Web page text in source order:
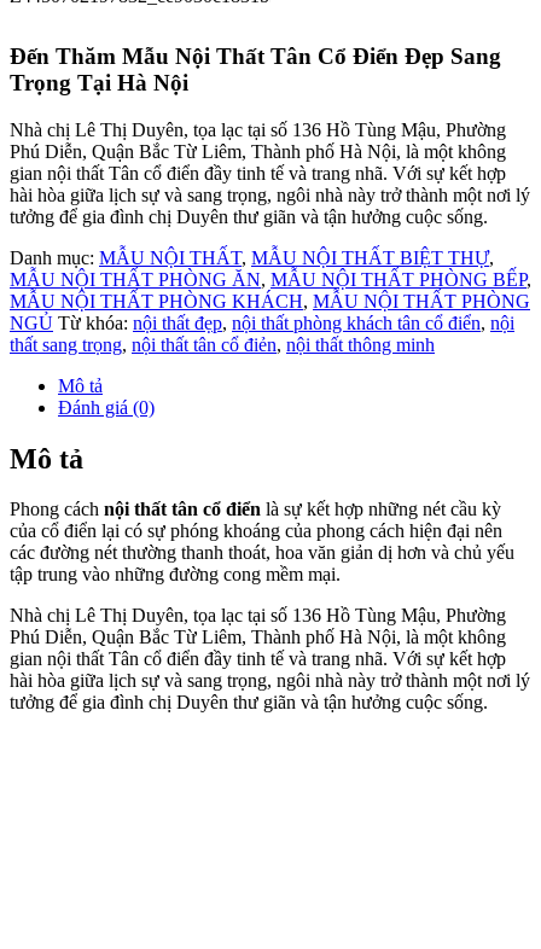
Đến Thăm Mẫu Nội Thất Tân Cổ Điển Đẹp Sang
Trọng Tại Hà Nội
Nhà chị Lê Thị Duyên, tọa lạc tại số 136 Hồ Tùng Mậu, Phường
Phú Diễn, Quận Bắc Từ Liêm, Thành phố Hà Nội, là một không
gian nội thất Tân cổ điển đầy tinh tế và trang nhã. Với sự kết hợp
hài hòa giữa lịch sự và sang trọng, ngôi nhà này trở thành một nơi lý
tưởng để gia đình chị Duyên thư giãn và tận hưởng cuộc sống.
Danh mục: MẪU NỘI THẤT, MẪU NỘI THẤT BIỆT THỰ,
MẪU NỘI THẤT PHÒNG ĂN, MẪU NỘI THẤT PHÒNG BẾP,
MẪU NỘI THẤT PHÒNG KHÁCH, MẪU NỘI THẤT PHÒNG
NGỦ Từ khóa: nội thất đẹp, nội thất phòng khách tân cổ điển, nội
thất sang trọng, nội thất tân cổ điẻn, nội thất thông minh
Mô tả
Đánh giá (0)
Mô tả
Phong cách nội thất tân cổ điển là sự kết hợp những nét cầu kỳ
của cổ điển lại có sự phóng khoáng của phong cách hiện đại nên
các đường nét thường thanh thoát, hoa văn giản dị hơn và chủ yếu
tập trung vào những đường cong mềm mại.
Nhà chị Lê Thị Duyên, tọa lạc tại số 136 Hồ Tùng Mậu, Phường
Phú Diễn, Quận Bắc Từ Liêm, Thành phố Hà Nội, là một không
gian nội thất Tân cổ điển đầy tinh tế và trang nhã. Với sự kết hợp
hài hòa giữa lịch sự và sang trọng, ngôi nhà này trở thành một nơi lý
tưởng để gia đình chị Duyên thư giãn và tận hưởng cuộc sống.